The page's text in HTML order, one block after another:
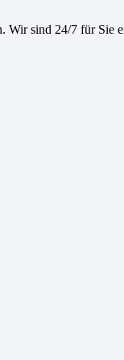
Wir sind 24/7 für Sie